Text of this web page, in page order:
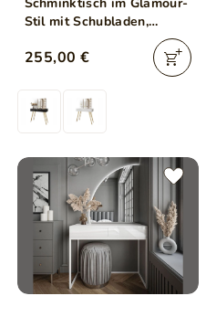
Stil mit Schubladen,
Beleuchtung Olivine Elite
255,00 €